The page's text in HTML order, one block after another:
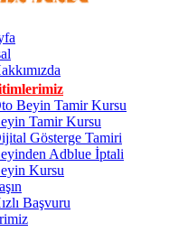
Beyin Tamir Kursu
Tamir Kursu
Gösterge Tamiri
Adblue İptali
Kursu
Başvuru